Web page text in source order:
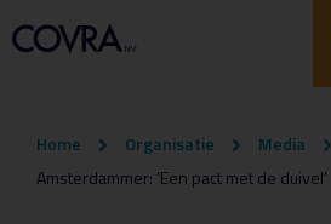
Home Organisatie Media
Amsterdammer: ‘Een pact met de duivel’